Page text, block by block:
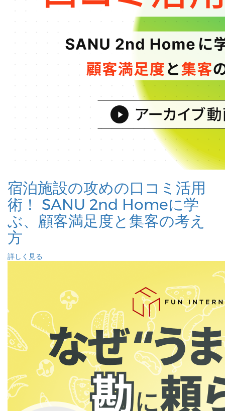
宿泊施設の攻めの口コミ活用
術！ SANU 2nd Homeに学
ぶ、顧客満足度と集客の考え
方
詳しく見る